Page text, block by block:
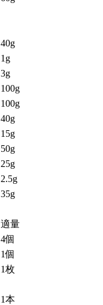
40g
1g
3g
100g
100g
40g
15g
50g
25g
2.5g
35g
適量
4個
1個
1枚
1本